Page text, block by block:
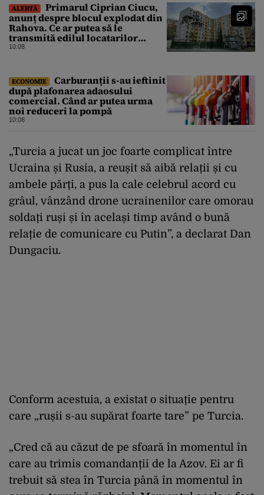
ALERTĂ
Primarul Ciprian Ciucu,
anunț despre blocul explodat din
Rahova. Ce ar putea să le
transmită edilul locatarilor
rămași pe drumuri
10:08
ECONOMIE
Carburanții s-au ieftinit
după plafonarea adaosului
comercial. Când ar putea urma
noi reduceri la pompă
10:08
„Turcia a jucat un joc foarte complicat între
Ucraina și Rusia, a reușit să aibă relații și cu
ambele părți, a pus la cale celebrul acord cu
grâul, vânzând drone ucrainenilor care omorau
soldați ruși și în același timp având o bună
relație de comunicare cu Putin”, a declarat Dan
Dungaciu.
Conform acestuia, a existat o situație pentru
care „rușii s-au supărat foarte tare” pe Turcia.
„Cred că au căzut de pe sfoară în momentul în
care au trimis comandanții de la Azov. Ei ar fi
trebuit să stea în Turcia până în momentul în